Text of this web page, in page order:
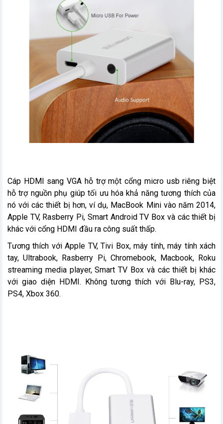
Cáp HDMI sang VGA hỗ trợ một cổng micro usb riêng biệt
hỗ trợ nguồn phụ giúp tối ưu hóa khả năng tương thích của
nó với các thiết bị hơn, ví dụ, MacBook Mini vào năm 2014,
Apple TV, Rasberry Pi, Smart Android TV Box và các thiết bị
khác với cổng HDMI đầu ra công suất thấp.
Tương thích với Apple TV, Tivi Box, máy tính, máy tính xách
tay, Ultrabook, Rasberry Pi, Chromebook, Macbook, Roku
streaming media player, Smart TV Box và các thiết bị khác
với giao diện HDMI. Không tương thích với Blu-ray, PS3,
PS4, Xbox 360.